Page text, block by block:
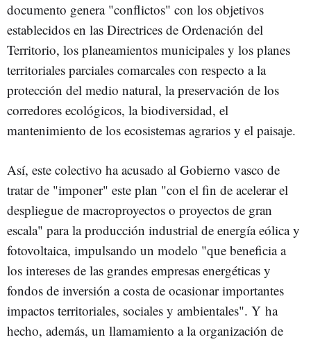
documento genera "conflictos" con los objetivos
establecidos en las Directrices de Ordenación del
Territorio, los planeamientos municipales y los planes
territoriales parciales comarcales con respecto a la
protección del medio natural, la preservación de los
corredores ecológicos, la biodiversidad, el
mantenimiento de los ecosistemas agrarios y el paisaje.
Así, este colectivo ha acusado al Gobierno vasco de
tratar de "imponer" este plan "con el fin de acelerar el
despliegue de macroproyectos o proyectos de gran
escala" para la producción industrial de energía eólica y
fotovoltaica, impulsando un modelo "que beneficia a
los intereses de las grandes empresas energéticas y
fondos de inversión a costa de ocasionar importantes
impactos territoriales, sociales y ambientales". Y ha
hecho, además, un llamamiento a la organización de